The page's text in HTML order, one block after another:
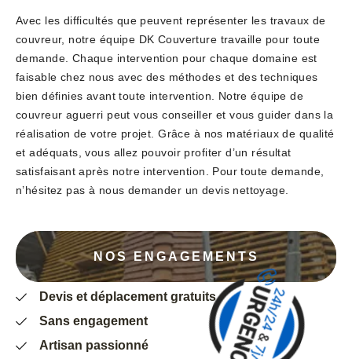
Avec les difficultés que peuvent représenter les travaux de
couvreur, notre équipe DK Couverture travaille pour toute
demande. Chaque intervention pour chaque domaine est
faisable chez nous avec des méthodes et des techniques
bien définies avant toute intervention. Notre équipe de
couvreur aguerri peut vous conseiller et vous guider dans la
réalisation de votre projet. Grâce à nos matériaux de qualité
et adéquats, vous allez pouvoir profiter d’un résultat
satisfaisant après notre intervention. Pour toute demande,
n’hésitez pas à nous demander un devis nettoyage.
NOS ENGAGEMENTS
Devis et déplacement gratuits
Sans engagement
Artisan passionné